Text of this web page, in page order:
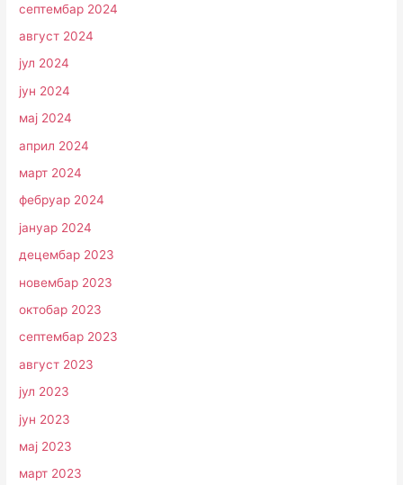
септембар 2024
август 2024
јул 2024
јун 2024
мај 2024
април 2024
март 2024
фебруар 2024
јануар 2024
децембар 2023
новембар 2023
октобар 2023
септембар 2023
август 2023
јул 2023
јун 2023
мај 2023
март 2023